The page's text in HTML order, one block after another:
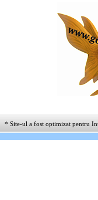
* Site-ul a fost optimizat pentru